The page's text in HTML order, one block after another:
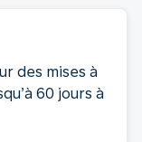
des mises à
60 jours à